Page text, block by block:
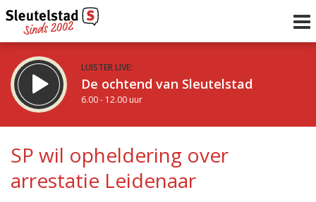
LUISTER LIVE:
De ochtend van Sleutelstad
6.00 - 12.00 uur
De middag van Sleutelstad
12.00 - 18.00 uur
Vorig uur
uur 1 van 0
SP wil opheldering over
arrestatie Leidenaar